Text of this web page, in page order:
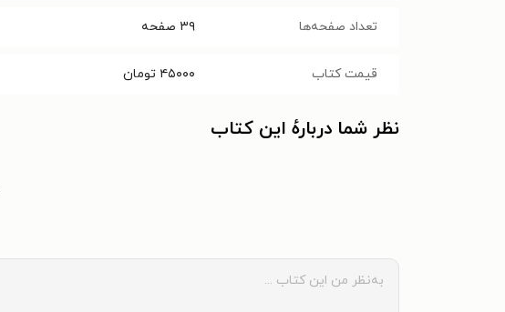
تعداد صفحه‌ها ۳۹ صفحه
قیمت کتاب ۴۵۰۰۰ تومان
نظر شما دربارهٔ این کتاب